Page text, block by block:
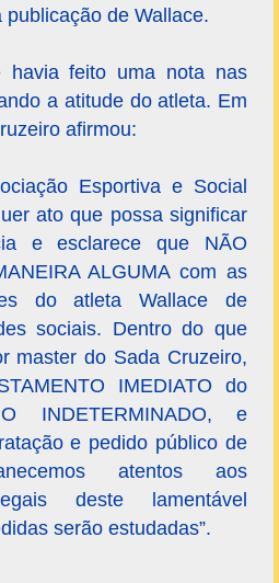
de Wallace.
havia feito uma nota nas
a atitude do atleta. Em
afirmou:
Esportiva e Social
ato que possa significar
e esclarece que NÃO
ALGUMA com as
do atleta Wallace de
sociais. Dentro do que
master do Sada Cruzeiro,
IMEDIATO do
INDETERMINADO, e
e pedido público de
atentos aos
deste lamentável
serão estudadas”.